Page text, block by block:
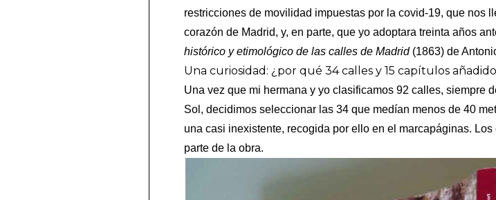
restricciones de movilidad impuestas por la covid-19, que nos
corazón de Madrid, y, en parte, que yo adoptara treinta años
histórico y etimológico de las calles de Madrid(1863) de
Una curiosidad: ¿por qué 34 calles y 15 capítulos
Una vez que mi hermana y yo clasificamos 92 calles, siempre
Sol, decidimos seleccionar las 34 que medían menos de 40
una casi inexistente, recogida por ello en el marcapáginas.
parte de la obra.